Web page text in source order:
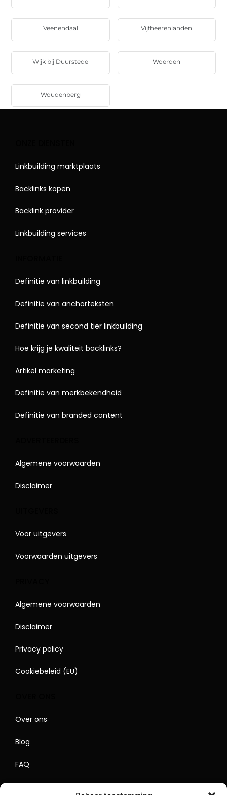
Veenendaal Vijfheerenlanden
Wijk bij Duurstede Woerden
Woudenberg
Linkbuilding marktplaats
Backlinks kopen
Backlink provider
Linkbuilding services
Definitie van linkbuilding
Definitie van anchorteksten
Definitie van second tier linkbuilding
Hoe krijg je kwaliteit backlinks?
Artikel marketing
Definitie van merkbekendheid
Definitie van branded content
Algemene voorwaarden
Disclaimer
Voor uitgevers
Voorwaarden uitgevers
Algemene voorwaarden
Disclaimer
Privacy policy
Cookiebeleid (EU)
Over ons
Blog
FAQ